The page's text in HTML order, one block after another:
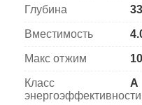
Глубина
Вместимость
Макс отжим
Класс
энергоэффективности
A